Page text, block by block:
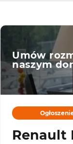
Umów
naszym
Renault